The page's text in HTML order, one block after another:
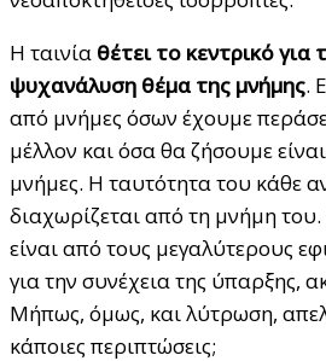
Η ταινία θέτει το κεντρικό για
ψυχανάλυση θέμα της μνήμης.
από μνήμες όσων έχουμε
μέλλον και όσα θα ζήσουμε
μνήμες. Η ταυτότητα του κάθε
διαχωρίζεται από τη μνήμη
είναι από τους μεγαλύτερους
για την συνέχεια της ύπαρξης,
Μήπως, όμως, και λύτρωση,
κάποιες περιπτώσεις;